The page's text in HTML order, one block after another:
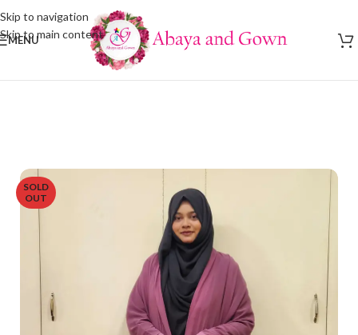
Skip to navigation
Skip to main content
MENU
SOLD
OUT